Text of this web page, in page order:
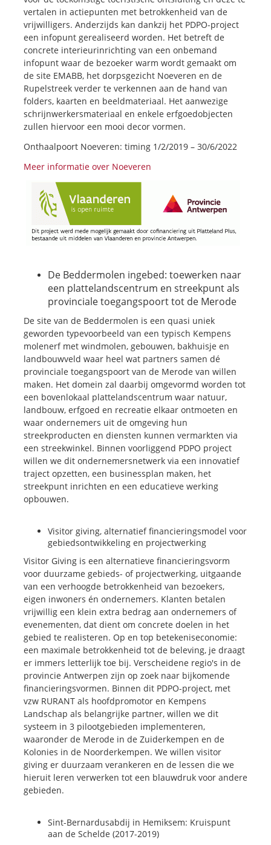
vertalen in actiepunten met betrokkenheid van de
vrijwilligers. Anderzijds kan dankzij het PDPO-project
een infopunt gerealiseerd worden. Het betreft de
concrete interieurinrichting van een onbemand
infopunt waar de bezoeker warm wordt gemaakt om
de site EMABB, het dorpsgezicht Noeveren en de
Rupelstreek verder te verkennen aan de hand van
folders, kaarten en beeldmateriaal. Het aanwezige
schrijnwerkersmateriaal en enkele erfgoedobjecten
zullen hiervoor een mooi decor vormen.
Onthaalpoort Noeveren: timing 1/2/2019 – 30/6/2022
Meer informatie over Noeveren
De Beddermolen ingebed: toewerken naar
een plattelandscentrum en streekpunt als
provinciale toegangspoort tot de Merode
De site van de Beddermolen is een quasi uniek
geworden typevoorbeeld van een typisch Kempens
molenerf met windmolen, gebouwen, bakhuisje en
landbouwveld waar heel wat partners samen dé
provinciale toegangspoort van de Merode van willen
maken. Het domein zal daarbij omgevormd worden tot
een bovenlokaal plattelandscentrum waar natuur,
landbouw, erfgoed en recreatie elkaar ontmoeten en
waar ondernemers uit de omgeving hun
streekproducten en diensten kunnen vermarkten via
een streekwinkel. Binnen voorliggend PDPO project
willen we dit ondernemersnetwerk via een innovatief
traject opzetten, een businessplan maken, het
streekpunt inrichten en een educatieve werking
opbouwen.
Visitor giving, alternatief financieringsmodel voor
gebiedsontwikkeling en projectwerking
Visitor Giving is een alternatieve financieringsvorm
voor duurzame gebieds- of projectwerking, uitgaande
van een verhoogde betrokkenheid van bezoekers,
eigen inwoners én ondernemers. Klanten betalen
vrijwillig een klein extra bedrag aan ondernemers of
evenementen, dat dient om concrete doelen in het
gebied te realisteren. Op en top betekeniseconomie:
een maximale betrokkenheid tot de beleving, je draagt
er immers letterlijk toe bij. Verscheidene regio's in de
provincie Antwerpen zijn op zoek naar bijkomende
financieringsvormen. Binnen dit PDPO-project, met
vzw RURANT als hoofdpromotor en Kempens
Landschap als belangrijke partner, willen we dit
systeem in 3 pilootgebieden implementeren,
waaronder de Merode in de Zuiderkempen en de
Kolonies in de Noorderkempen. We willen visitor
giving er duurzaam verankeren en de lessen die we
hieruit leren verwerken tot een blauwdruk voor andere
gebieden.
Sint-Bernardusabdij in Hemiksem: Kruispunt
aan de Schelde (2017-2019)